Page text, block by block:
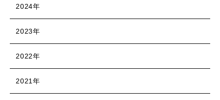
2024年
2023年
2022年
2021年